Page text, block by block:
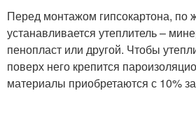
Перед монтажом гипсокартона, по
устанавливается утеплитель –
пенопласт или другой. Чтобы
поверх него крепится
материалы приобретаются с 10%